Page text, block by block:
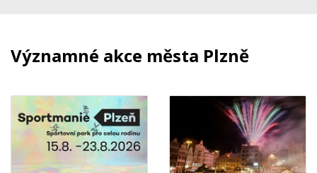
Významné akce města Plzně